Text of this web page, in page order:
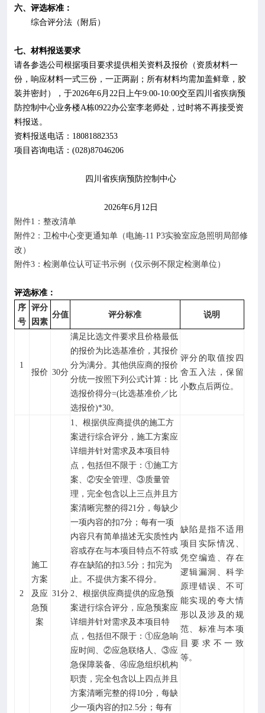
六、评选标准：
综合评分法（附后）
七、材料报送要求
请各参选公司根据项目要求提供相关资料及报价（资质材料一
份，响应材料一式三份，一正两副； 所有材料均需加盖鲜章，胶
装并密封），于2026年6月 22 日上午9:00-10:00交至四川省疾病预
防控制 中心业务楼A栋0922办公室李老师处，过时将不再接受资
料报送。
资料报送电话： 18081882353
项目咨询电话： (028)87046206
四川省疾病预防控制中心
2026年6月 12 日
附件1：整改清单
附件2：卫检中心变更通知单（电施-11 P3实验室应急照明局部修
改）
附件3：检测单位认可证书示例（仅示例不限定检测单位）
评选标准：
序
号
评分
因素
分值 评分标准 说明
1
报价 30分
满足比选文件要求且价格最低
的报价为比选基准价，其报价
分为满分。其他供应商的报价
分统一按照下列公式计算：比
选报价得分=(比选基准价／比
选报价)*30。
评分的取值按四
舍五入法，保留
小数点后两位。
2
施工
方案
及应
急预
案
31分
1、根据供应商提供的施工方
案进行综合评分，施工方案应
详细并针对需求及本项目特
点，包括但不限于：①施工方
案、②安全管理、③质量管
理，完全包含以上三点并且方
案清晰完整的得21分，每缺少
一项内容的扣7分；每有一项
内容只有简单描述无实质性内
容或存在与本项目特点不符或
存在缺陷的扣3.5分；扣完为
止。不提供方案不得分。
2、根据供应商提供的应急预
案进行综合评分，应急预案应
详细并针对需求及本项目特
点，包括但不限于：①应急响
应时间、②应急联络人、③应
急保障装备、④应急组织机构
职责，完全包含以上四点并且
方案清晰完整的得10分，每缺
少一项内容的扣2.5分；每有
缺陷是指不适用
项目实际情况、
凭空编造、存在
逻辑漏洞、科学
原理错误、不可
能实现的夸大情
形以及涉及的规
范、标准与本项
目要求不一致
等。